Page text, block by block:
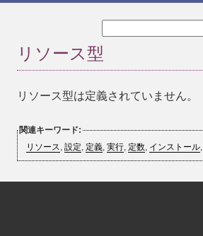
リソース型
リソース型は定義されていません。
関連キーワード:
リソース, 設定, 定義, 実行, 定数, インストール,